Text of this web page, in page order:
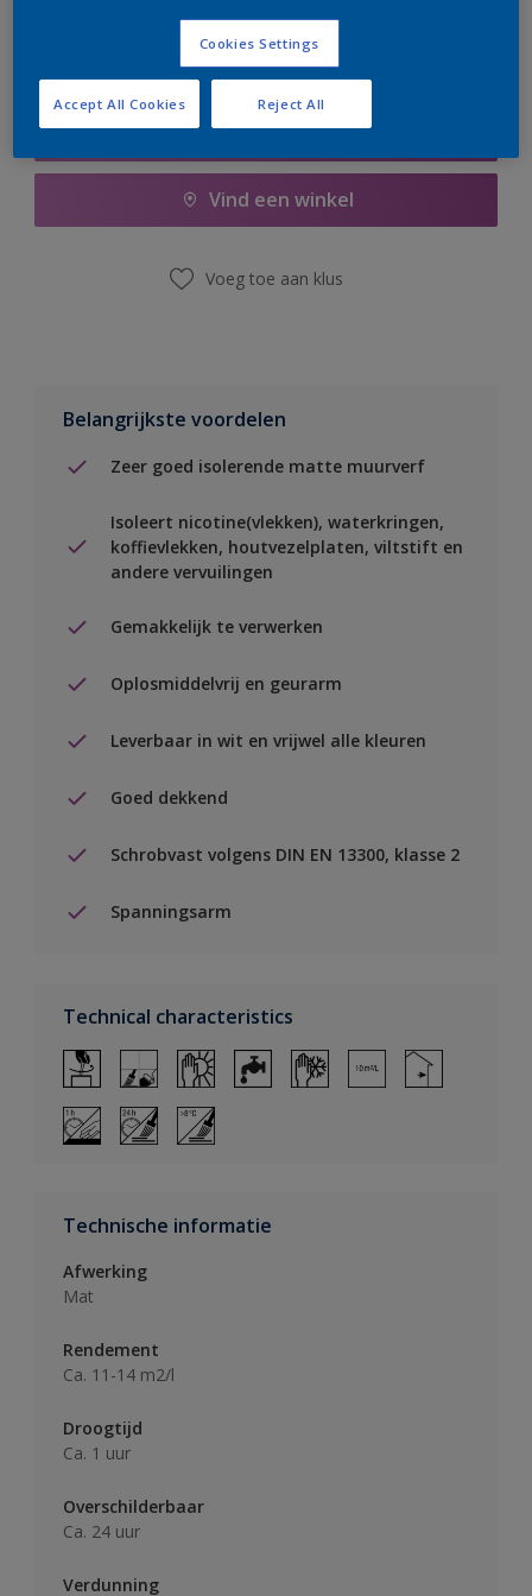
Boodschappenlijst
Vind een winkel
Voeg toe aan klus
Belangrijkste voordelen
Zeer goed isolerende matte muurverf
Isoleert nicotine(vlekken), waterkringen,
koffievlekken, houtvezelplaten, viltstift en
andere vervuilingen
Gemakkelijk te verwerken
Oplosmiddelvrij en geurarm
Leverbaar in wit en vrijwel alle kleuren
Goed dekkend
Schrobvast volgens DIN EN 13300, klasse 2
Spanningsarm
Technical characteristics
Technische informatie
Afwerking
Mat
Rendement
Ca. 11-14 m2/l
Droogtijd
Ca. 1 uur
Overschilderbaar
Ca. 24 uur
Verdunning
Cookies Settings
Reject All
Accept All Cookies